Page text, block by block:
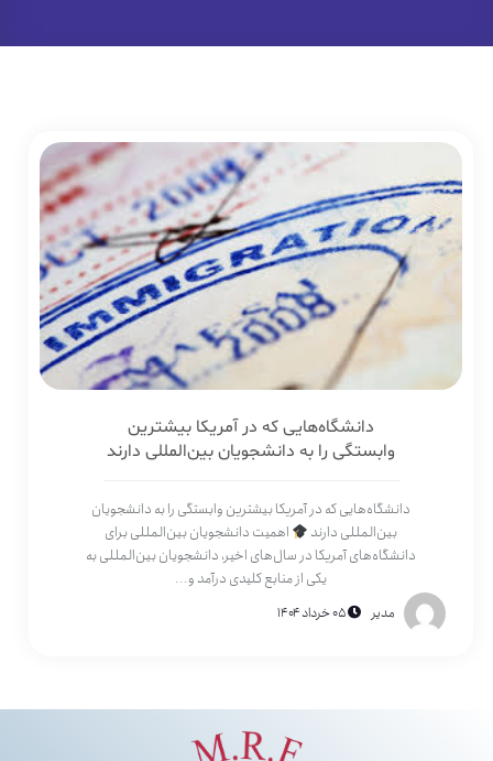
دانشگاه‌هایی که در آمریکا بیشترین
وابستگی را به دانشجویان بین‌المللی دارند
دانشگاه‌هایی که در آمریکا بیشترین وابستگی را به دانشجویان
بین‌المللی دارند
اهمیت دانشجویان بین‌المللی برای
دانشگاه‌های آمریکا در سال‌های اخیر، دانشجویان بین‌المللی به
یکی از منابع کلیدی درآمد و...
مدیر ۰۵ خرداد ۱۴۰۴